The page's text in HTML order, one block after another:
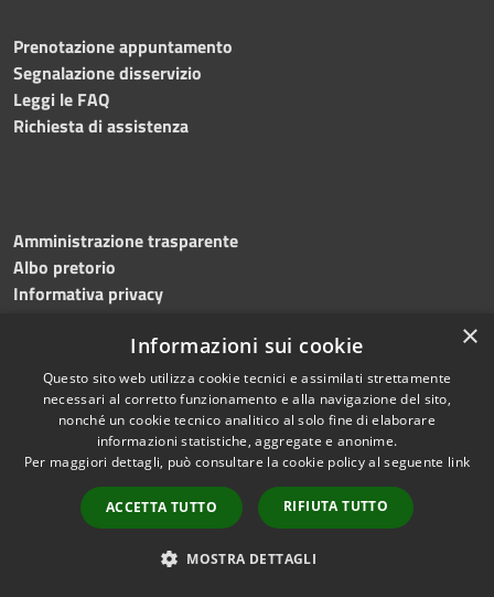
Prenotazione appuntamento
Segnalazione disservizio
Leggi le FAQ
Richiesta di assistenza
Amministrazione trasparente
Albo pretorio
Informativa privacy
Dichiarazione di accessibilità
RSS
Accessibilità
Copyright © 2023 •
Comune di
Benaco • Powered
byMunicipium•Redazione
×
Informazioni sui cookie
Questo sito web utilizza cookie tecnici e assimilati strettamente
necessari al corretto funzionamento e alla navigazione del sito,
nonché un cookie tecnico analitico al solo fine di elaborare
informazioni statistiche, aggregate e anonime.
Per maggiori dettagli, può consultare la cookie policy al seguente link
ACCETTA TUTTO RIFIUTA TUTTO
MOSTRA DETTAGLI